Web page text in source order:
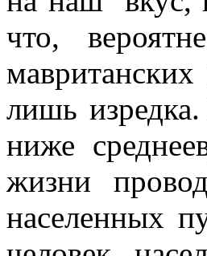
что,
лишь
ниже
жизни
населенных